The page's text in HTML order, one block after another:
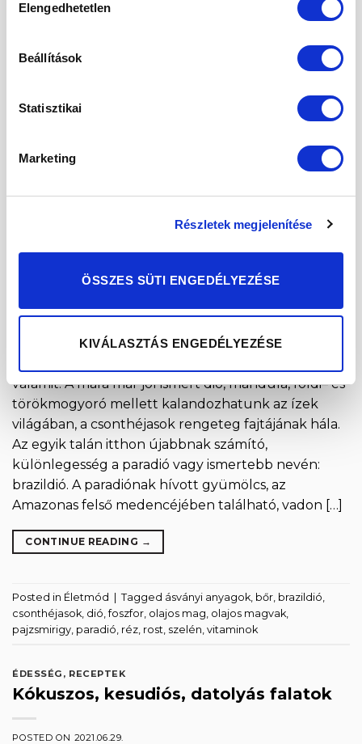
kiválasztása
Elengedhetetlen
Beállítások
Statisztikai
Marketing
Részletek megjelenítése
ÖSSZES SÜTI ENGEDÉLYEZÉSE
KIVÁLASZTÁS ENGEDÉLYEZÉSE
POSTED ON2021.07.02.
02
Már nagyon sokféle olajos mag között
valamit. A mára már jól ismert dió, mandula, földi– és
törökmogyoró mellett kalandozhatunk az ízek
világában, a csonthéjasok rengeteg fajtájának hála.
Az egyik talán itthon újabbnak számító,
különlegesség a paradió vagy ismertebb nevén:
brazildió. A paradiónak hívott gyümölcs, az
Amazonas felső medencéjében található, vadon […]
CONTINUE READING →
Posted in Életmód | Tagged ásványi anyagok bőr brazildió
csonthéjasok dió ,foszfor olajos mag olajos magvak
pajzsmirigy paradió réz rost szelén vitaminok
ÉDESSÉG , RECEPTEK
Kókuszos, kesudiós, datolyás falatok
POSTED ON 2021.06.29.